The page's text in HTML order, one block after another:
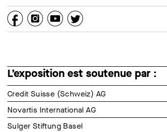
L’exposition est soutenue par :
Credit Suisse (Schweiz) AG
Novartis International AG
Sulger Stiftung Basel